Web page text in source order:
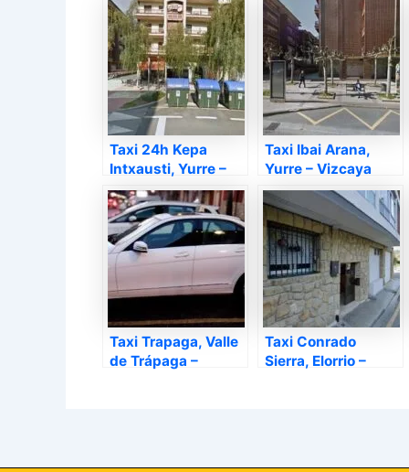
Taxi 24h Kepa
Intxausti, Yurre –
Vizcaya
Taxi Ibai Arana,
Yurre – Vizcaya
Taxi Trapaga, Valle
de Trápaga –
Taxi Conrado
Sierra, Elorrio –